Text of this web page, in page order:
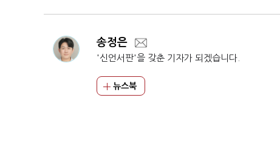
송정은
'신언서판'을 갖춘 기자가 되겠습니다.
뉴스북